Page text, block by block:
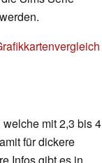
mit 2,3 bis 4
für dickere